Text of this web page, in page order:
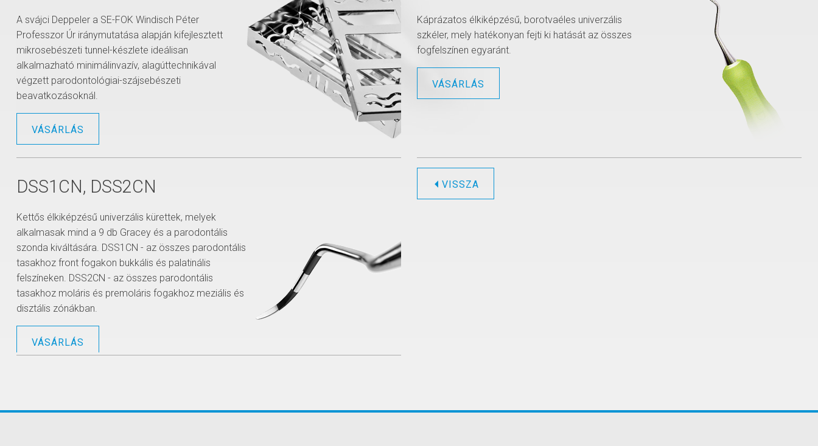
A svájci Deppeler a SE-FOK Windisch Péter
Professzor Úr iránymutatása alapján kifejlesztett
mikrosebészeti tunnel-készlete ideálisan
alkalmazható minimálinvazív, alagúttechnikával
végzett parodontológiai-szájsebészeti
beavatkozásoknál.
VÁSÁRLÁS
Káprázatos élkiképzésű, borotvaéles univerzális
szkéler, mely hatékonyan fejti ki hatását az összes
fogfelszínen egyaránt.
VÁSÁRLÁS
DSS1CN, DSS2CN
Kettős élkiképzésű univerzális kürettek, melyek
alkalmasak mind a 9 db Gracey és a parodontális
szonda kiváltására. DSS1CN - az összes parodontális
tasakhoz front fogakon bukkális és palatinális
felszíneken. DSS2CN - az összes parodontális
tasakhoz moláris és premoláris fogakhoz meziális és
disztális zónákban.
VÁSÁRLÁS
VISSZA